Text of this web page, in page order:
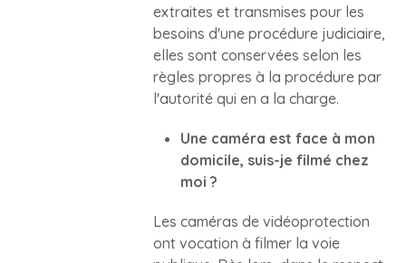
extraites et transmises pour les
besoins d'une procédure judiciaire,
elles sont conservées selon les
règles propres à la procédure par
l'autorité qui en a la charge.
Une caméra est face à mon
domicile, suis-je filmé chez
moi ?
Les caméras de vidéoprotection
ont vocation à filmer la voie